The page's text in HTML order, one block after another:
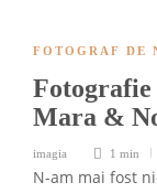
FOTOGRAF DE
Fotografie
Mara &
imagia 1 min
N-am mai fost